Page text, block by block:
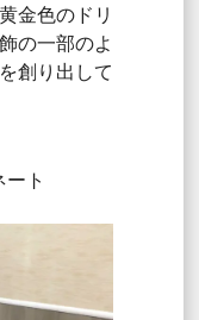
金色のドリ
の一部のよ
創り出して
ト